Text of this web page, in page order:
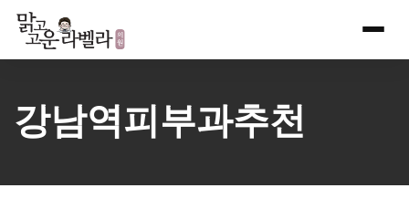
Skip
content
강남역피부과추천